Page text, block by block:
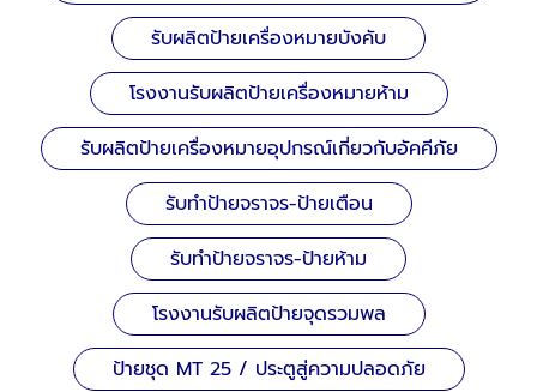
รับผลิตป้ายเครื่องหมายบังคับ
โรงงานรับผลิตป้ายเครื่องหมายห้าม
รับผลิตป้ายเครื่องหมายอุปกรณ์เกี่ยวกับอัคคีภัย
รับทำป้ายจราจร-ป้ายเตือน
รับทำป้ายจราจร-ป้ายห้าม
โรงงานรับผลิตป้ายจุดรวมพล
ป้ายชุด MT 25 / ประตูสู่ความปลอดภัย